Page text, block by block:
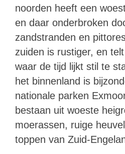
noorden heeft een
en daar onderbroken
zandstranden en
zuiden is rustiger, en
waar de tijd lijkt stil te
het binnenland is
nationale parken
bestaan uit woeste
moerassen, ruige
toppen van Zuid-